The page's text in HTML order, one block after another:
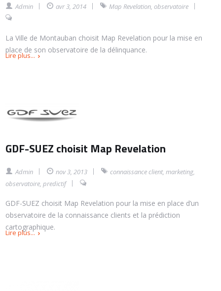
Admin avr 3, 2014 Map Revelation,observatoire
La Ville de Montauban choisit Map Revelation pour la mise en
place de son observatoire de la délinquance.
Lire plus...
GDF-SUEZ choisit Map Revelation
Admin nov 3, 2013 connaissance client,marketing,
observatoire,predictif
GDF-SUEZ choisit Map Revelation pour la mise en place d’un
observatoire de la connaissance clients et la prédiction
cartographique.
Lire plus...